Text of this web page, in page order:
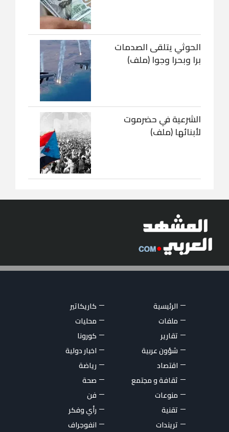
الحوثي يتلقى الصدمات
برا وبحرا وجوا (ملف)
الشرعية في حضرموت
لأبنائها (ملف)
الرئيسية
كاريكاتير
ملفات
محليات
تقارير
كورونا
شؤون عربية
اخبار دولية
اقتصاد
رياضة
ثقافة و مجتمع
صحة
منوعات
فن
تقنية
رأي وفكر
تريندات
انفوجراف